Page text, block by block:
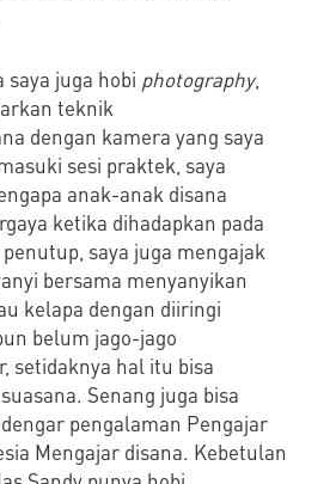
saya juga hobi photography,
teknik
dengan kamera yang saya
sesi praktek, saya
anak-anak disana
ketika dihadapkan pada
saya juga mengajak
bersama menyanyikan
kelapa dengan diiringi
belum jago-jago
setidaknya hal itu bisa
Senang juga bisa
pengalaman Pengajar
Mengajar disana. Kebetulan